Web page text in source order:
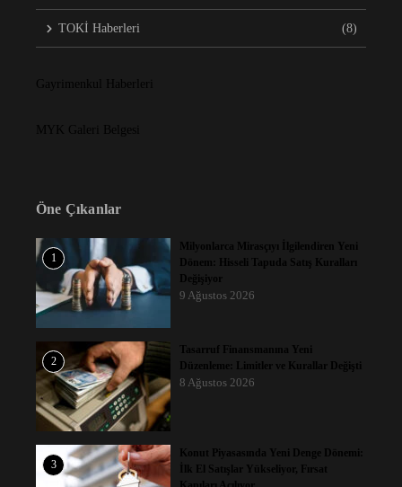
TOKİ Haberleri (8)
Gayrimenkul Haberleri
MYK Galeri Belgesi
Öne Çıkanlar
1
Milyonlarca Mirasçıyı İlgilendiren Yeni
Dönem: Hisseli Tapuda Satış Kuralları
Değişiyor
9 Ağustos 2026
2
Tasarruf Finansmanına Yeni
Düzenleme: Limitler ve Kurallar Değişti
8 Ağustos 2026
3
Konut Piyasasında Yeni Denge Dönemi:
İlk El Satışlar Yükseliyor, Fırsat